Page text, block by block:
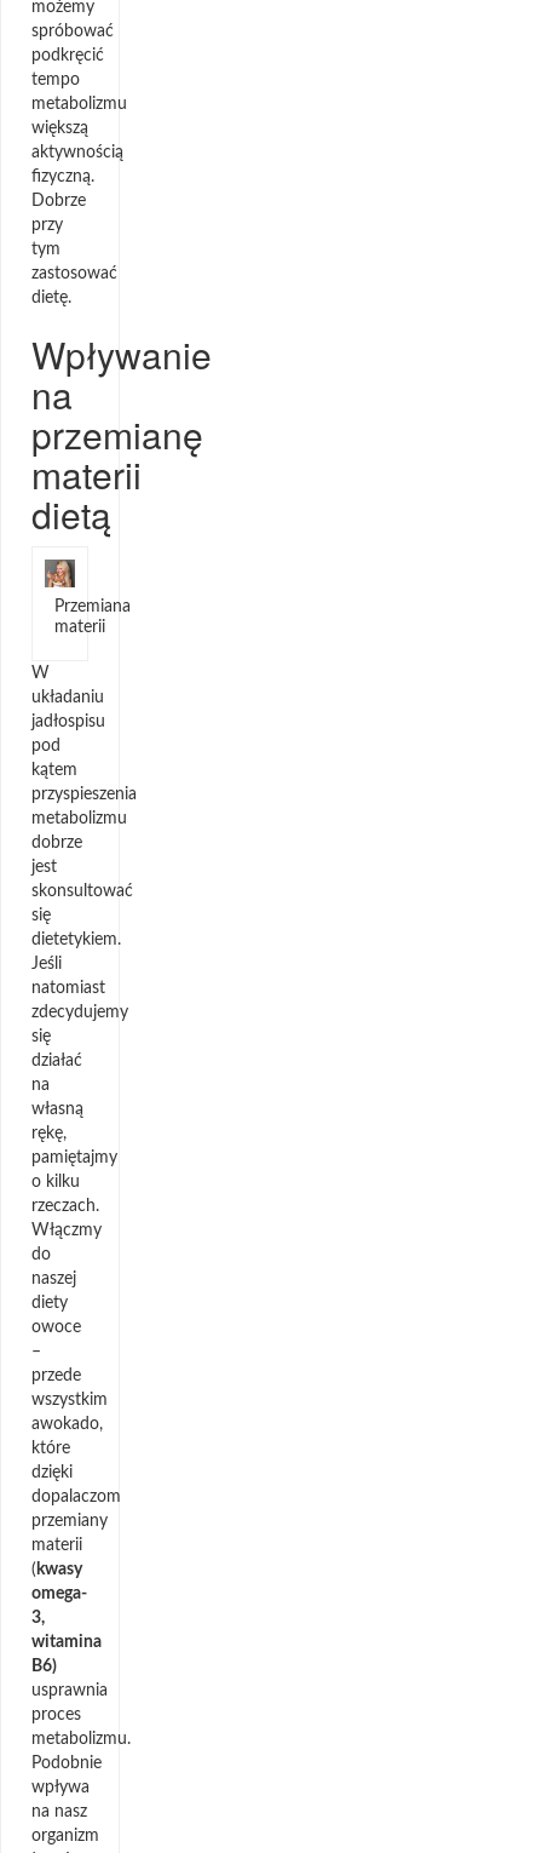
możemy
spróbować
podkręcić
tempo
metabolizmu
większą
aktywnością
fizyczną.
Dobrze
przy
tym
zastosować
dietę.
Wpływanie
na
przemianę
materii
dietą
Przemiana
materii
W
układaniu
jadłospisu
pod
kątem
przyspieszenia
metabolizmu
dobrze
jest
skonsultować
się
dietetykiem.
Jeśli
natomiast
zdecydujemy
się
działać
na
własną
rękę,
pamiętajmy
o kilku
rzeczach.
Włączmy
do
naszej
diety
owoce
–
przede
wszystkim
awokado,
które
dzięki
dopalaczom
przemiany
materii
( kwasy
omega-
3,
witamina
B6)
usprawnia
proces
metabolizmu.
Podobnie
wpływa
na nasz
organizm